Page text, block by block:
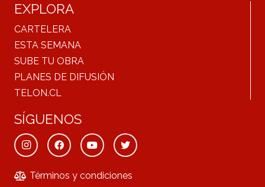
EXPLORA
CARTELERA
ESTA SEMANA
SUBE TU OBRA
PLANES DE DIFUSIÓN
TELON.CL
SÍGUENOS
Términos y condiciones